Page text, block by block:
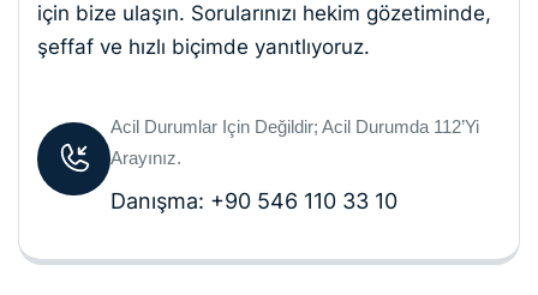
için bize ulaşın. Sorularınızı hekim gözetiminde,
şeffaf ve hızlı biçimde yanıtlıyoruz.
Acil Durumlar Için Değildir; Acil Durumda 112’yi
Arayınız.
Danışma: +90 546 110 33 10